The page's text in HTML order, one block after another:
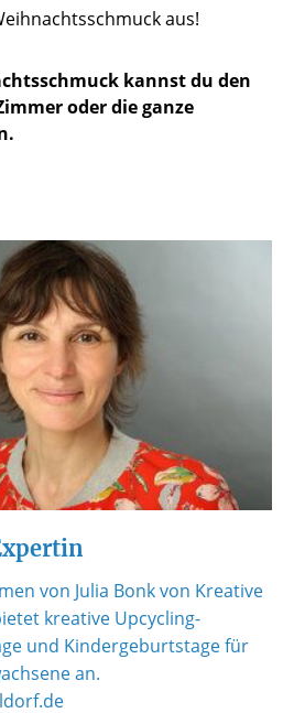
aus!
kannst du den
oder die ganze
von Julia Bonk von Kreative
kreative Upcycling-
und Kindergeburtstage für
an.